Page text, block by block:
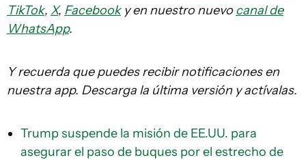
TikTok, X, Facebooky en nuestro nuevo canal de
WhatsApp.
Y recuerda que puedes recibir notificaciones en
nuestra app. Descarga la última versión y actívalas.
Trump suspende la misión de EE.UU. para
asegurar el paso de buques por el estrecho de